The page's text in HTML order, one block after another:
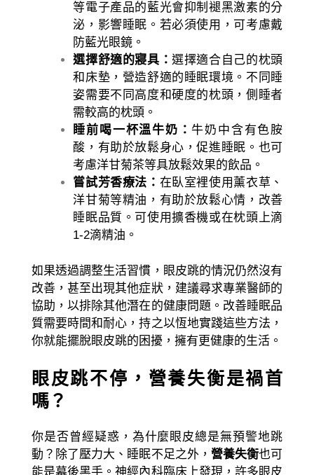
等電子產品的藍光會抑制褪黑激素的分
泌，影響睡眠。若必須使用，可考慮戴
防藍光眼鏡。
選擇舒適的寢具：選擇適合自己的枕頭
和床墊，營造舒適的睡眠環境。不同睡
姿需要不同高度和硬度的枕頭，側睡者
需較高的枕頭。
睡前喝一杯溫牛奶：牛奶中含有色胺
酸，有助於放鬆身心，促進睡眠。也可
考慮洋甘菊茶等具放鬆效果的飲品。
嘗試芳香療法： 在臥室裡使用薰衣草、
洋甘菊等精油，有助於放鬆心情，改善
睡眠品質。可使用擴香機或在枕頭上滴
1-2滴精油。
如果透過調整生活習慣，眼皮跳的情況仍然沒有
改善，甚至出現其他症狀，建議尋求專業醫師的
協助，以排除其他潛在的健康問題。改善睡眠品
質需要時間和耐心，持之以恆地實踐這些方法，
你就能擺脫眼皮跳的困擾，擁有更健康的生活。
眼皮跳不停，營養失衡是禍首
嗎？
你是否曾經疑惑，為什麼眼皮總是無預警地跳
動？除了壓力大、睡眠不足之外， 營養失衡也可
能是幕後黑手。神經內科臨床上發現，許多眼皮